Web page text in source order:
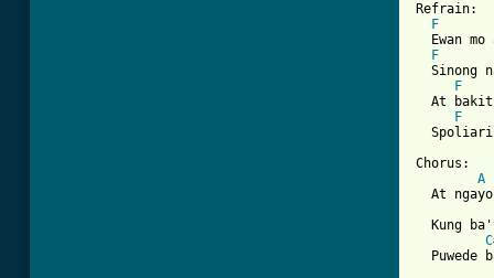
Refrain:
F
Ewan mo
F
Sinong
F
At
F
Chorus:
A
At
Kung
Puwede